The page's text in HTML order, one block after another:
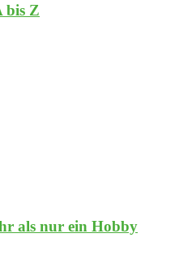
bis Z
als nur ein Hobby